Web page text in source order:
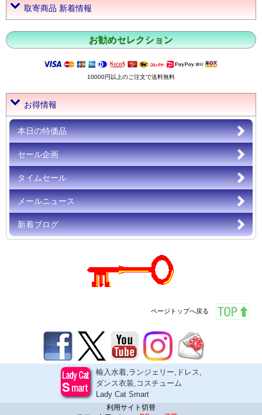
取寄商品 新着情報
お勧めセレクション
10000円以上のご注文で送料無料
お得情報
本日の特価品
セール企画
タイムセール
メールニュース
新着ブログ
ページトップへ戻る
輸入水着,ランジェリー,ドレス,
ダンス衣装,コスチューム
Lady Cat Smart
利用サイト切替